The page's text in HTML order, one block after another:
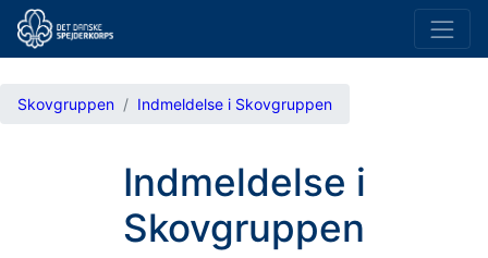
Skovgruppen Indmeldelse i Skovgruppen
Indmeldelse i
Skovgruppen